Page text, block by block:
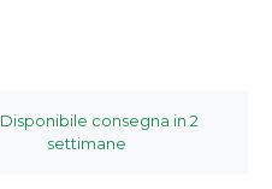
Disponibile consegna in 2
settimane